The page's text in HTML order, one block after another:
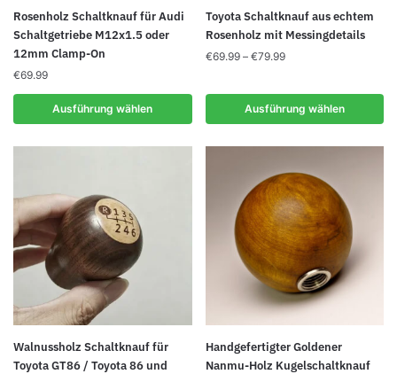
Rosenholz Schaltknauf für Audi
Schaltgetriebe M12x1.5 oder
12mm Clamp-On
€69.99
Ausführung wählen
Dieses
Produkt
weist
mehrere
Varianten
auf.
auf
der
Produktseite
gewählt
werden
Toyota Schaltknauf aus echtem
Rosenholz mit Messingdetails
€69.99 – €79.99Preisspanne:
€79.99
Ausführung wählen
Dieses
Produkt
weist
Varianten
auf.
Produktseite
gewählt
Walnussholz Schaltknauf für
Toyota GT86 / Toyota 86 und
Handgefertigter Goldener
Nanmu-Holz Kugelschaltknauf
Dieses
Produkt